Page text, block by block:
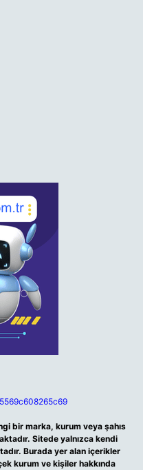
bir marka, kurum veya şahıs
Sitede yalnızca kendi
Burada yer alan içerikler
kurum ve kişiler hakkında